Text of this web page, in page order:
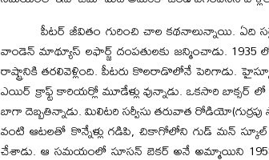
పీటర్ జీవితం గురించి చాల కథనాలున్నాయి. ఏది
వాండెన్ మాథ్యూస్ లఫార్జ్ దంపతులకు జన్మించాడు.
రాష్ట్రానికి తరలివెళ్లింది. పీటరు కొలరాడొలోనే పెరిగాడు.
ఎయిర్ క్రాఫ్ట్ కారియర్లో మూడేళ్లు వున్నాడు. ఒకసారి
బాగా దెబ్బతిన్నాడు. మిలిటరి సర్వీసు తరువాత
వంటి ఆటలతో కొన్నేళ్లు గడిపి, చికాగోలోని గుడ్ మన్
చేశాడు. ఆ సమయంలో సూసన్ బెకర్ అనే అమ్మాయిని 1958